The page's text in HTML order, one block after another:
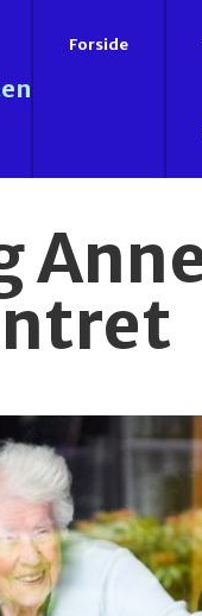
Forside